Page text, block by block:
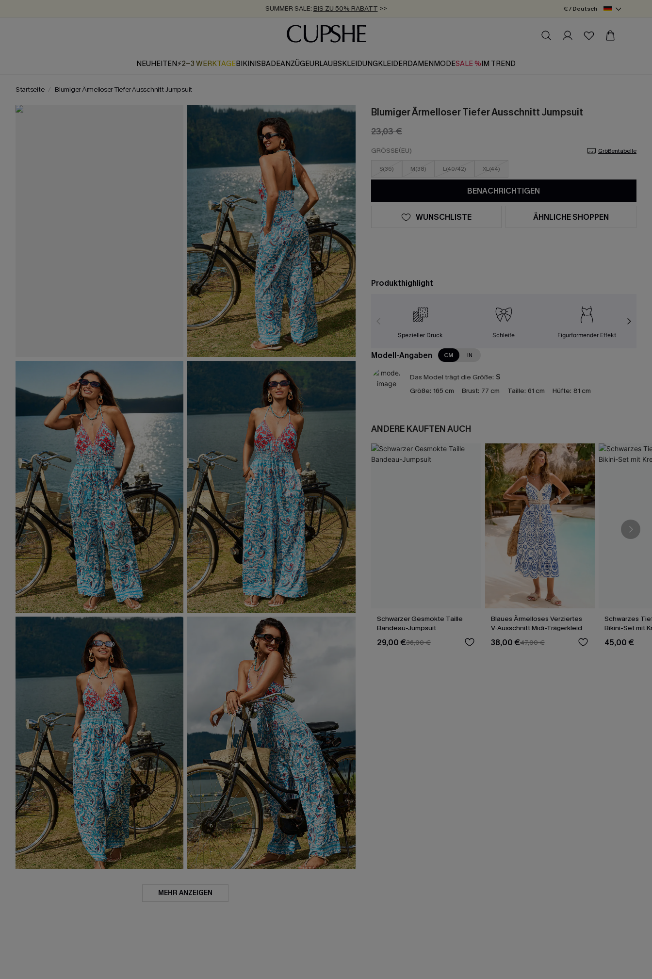
SUMMER SALE: BIS ZU 50% RABATT >>
ZUM NEWSLETTER:BIS ZU -20% EXTRA ERHALTEN
KOSTENLOSER VERSAND AB 89 €
€ / Deutsch
NEUHEITEN⚡2-3 WERKTAGEBIKINISBADEANZÜGEURLAUBSKLEIDUNGKLEIDERDAMENMODESALE %IM TREND
Startseite Blumiger Ärmelloser Tiefer Ausschnitt Jumpsuit
MEHR ANZEIGEN
Blumiger Ärmelloser Tiefer Ausschnitt Jumpsuit
23,03 €
GRÖSSE(EU) Größentabelle
S(36) M(38) L(40/42) XL(44)
BENACHRICHTIGEN
WUNSCHLISTE ÄHNLICHE SHOPPEN
Produkthighlight
Spezieller Druck Schleife Figurformender Effekt
Modell-Angaben CM IN
Das Model trägt die Größe: S
Größe: 165 cm Brust: 77 cm Taille: 61 cm Hüfte: 81 cm
ANDERE KAUFTEN AUCH
Schwarzer Gesmokte Taille
Bandeau-Jumpsuit
29,00 €36,00 €
Blaues Ärmelloses Verziertes
V-Ausschnitt Midi-Trägerkleid
38,00 €47,00 €
Schwarzes
Bikini-Set mit
45,00 €